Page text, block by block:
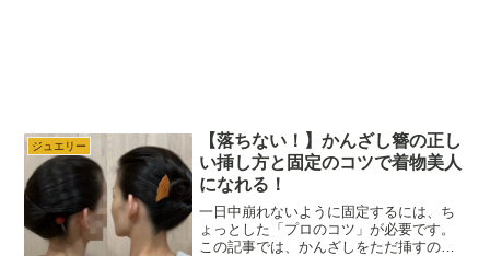
ジュエリー
【落ちない！】かんざし簪の正し
い挿し方と固定のコツで着物美人
になれる！
一日中崩れないように固定するには、ち
ょっとした「プロのコツ」が必要です。
この記事では、かんざしをただ挿すので